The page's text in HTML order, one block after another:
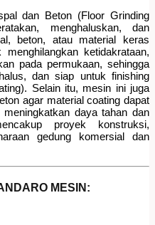
dan Beton (Floor Grinding
menghaluskan, dan
beton, atau material keras
ketidakrataan,
pada permukaan, sehingga
dan siap untuk finishing
Selain itu, mesin ini juga
agar material coating dapat
daya tahan dan
proyek konstruksi,
gedung komersial dan
MESIN: